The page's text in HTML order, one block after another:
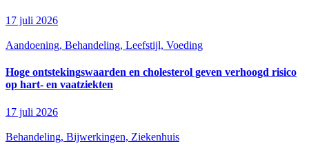
17 juli 2026
Aandoening, Behandeling, Leefstijl, Voeding
Hoge ontstekingswaarden en cholesterol geven verhoogd risico
op hart- en vaatziekten
17 juli 2026
Behandeling, Bijwerkingen, Ziekenhuis